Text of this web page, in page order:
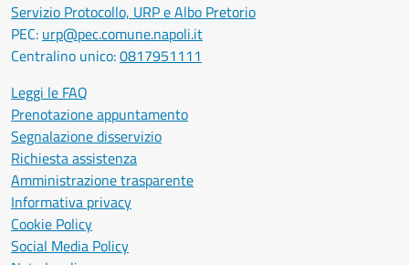
Servizio Protocollo, URP e Albo Pretorio
PEC: urp@pec.comune.napoli.it
Centralino unico:0817951111
Leggi le FAQ
Prenotazione appuntamento
Segnalazione disservizio
Richiesta assistenza
Amministrazione trasparente
Informativa privacy
Cookie Policy
Social Media Policy